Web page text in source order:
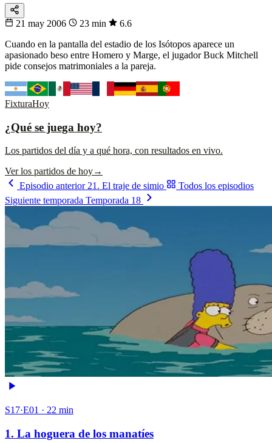
21 may 2006 23 min
6.6
Cuando en la pantalla del estadio de los Isótopos aparece un
apasionado beso entre Homero y Marge, el jugador Buck Mitchell
pide consejos matrimoniales a la pareja.
FixturaHoy
¿Qué se juega hoy?
Los partidos del día y a qué hora, con resultados en vivo.
Ver los partidos de hoy→
Episodio anterior 21. El traje de simio
Todos los episodios
Siguiente temporada Temporada 18
S17·E01 · 22 min
1. La hoguera de los manatíes